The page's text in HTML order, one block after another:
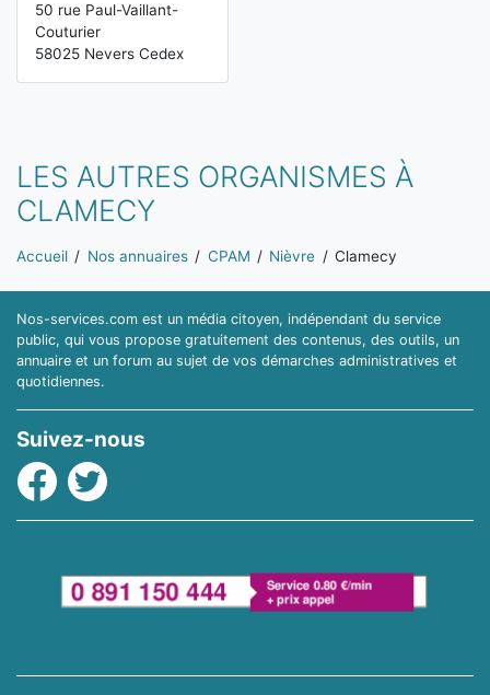
50 rue Paul-Vaillant-
Couturier
58025 Nevers Cedex
LES AUTRES ORGANISMES À
CLAMECY
Vous êtes ici:
Accueil Nos annuaires CPAM Nièvre Clamecy
Nos-services.com est un média citoyen, indépendant du service
public, qui vous propose gratuitement des contenus, des outils, un
annuaire et un forum au sujet de vos démarches administratives et
quotidiennes.
Suivez-nous
Facebook
Twitter